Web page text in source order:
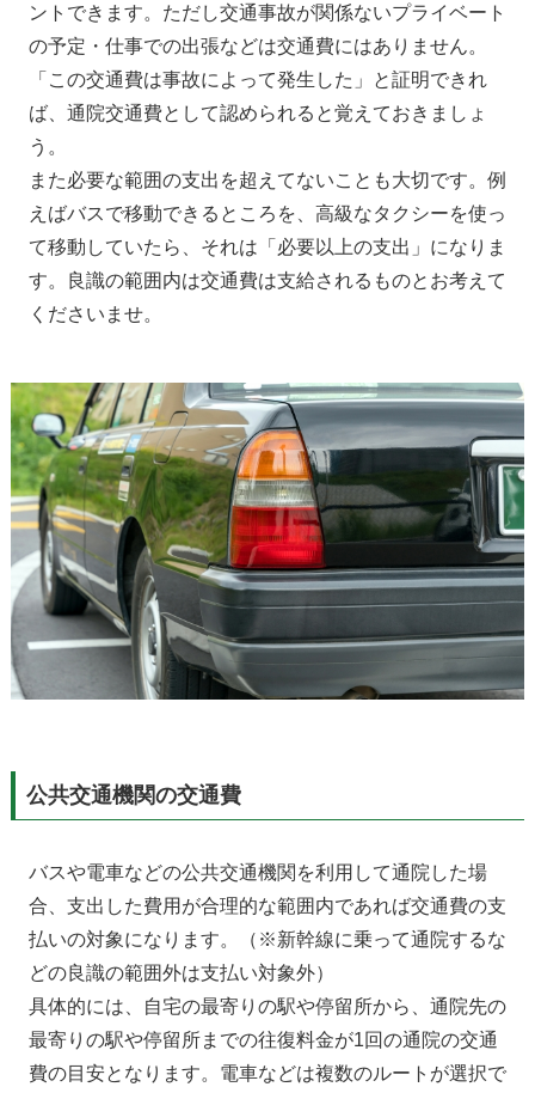
ントできます。ただし交通事故が関係ないプライベート
の予定・仕事での出張などは交通費にはありません。
「この交通費は事故によって発生した」と証明できれ
ば、通院交通費として認められると覚えておきましょ
う。
また必要な範囲の支出を超えてないことも大切です。例
えばバスで移動できるところを、高級なタクシーを使っ
て移動していたら、それは「必要以上の支出」になりま
す。良識の範囲内は交通費は支給されるものとお考えて
くださいませ。
公共交通機関の交通費
バスや電車などの公共交通機関を利用して通院した場
合、支出した費用が合理的な範囲内であれば交通費の支
払いの対象になります。（※新幹線に乗って通院するな
どの良識の範囲外は支払い対象外）
具体的には、自宅の最寄りの駅や停留所から、通院先の
最寄りの駅や停留所までの往復料金が1回の通院の交通
費の目安となります。電車などは複数のルートが選択で